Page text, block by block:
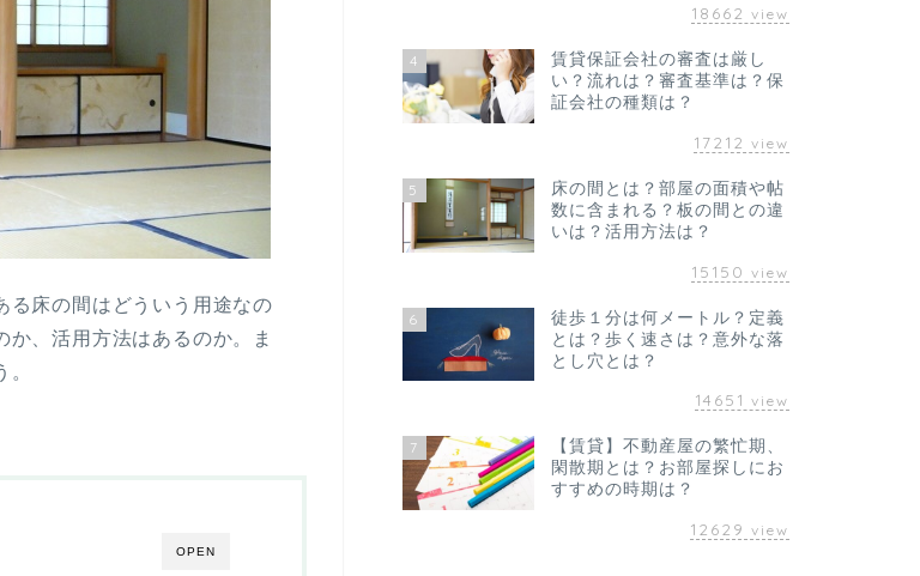
る床の間はどういう用途なの
、活用方法はあるのか。ま
OPEN
18662 view
4
賃貸保証会社の審査は厳し
い？流れは？審査基準は？保
証会社の種類は？
17212 view
5
床の間とは？部屋の面積や帖
数に含まれる？板の間との違
いは？活用方法は？
15150 view
6
徒歩１分は何メートル？定義
とは？歩く速さは？意外な落
とし穴とは？
14651 view
7
【賃貸】不動産屋の繁忙期、
閑散期とは？お部屋探しにお
すすめの時期は？
12629 view